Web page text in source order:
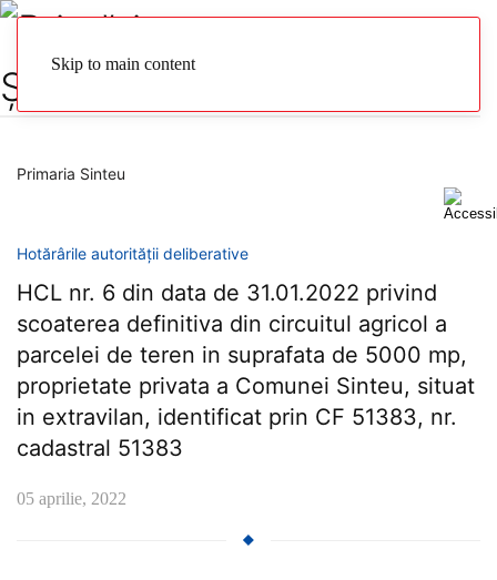
Skip to main content
Primaria Sinteu
Hotărârile autorității deliberative
HCL nr. 6 din data de 31.01.2022 privind
scoaterea definitiva din circuitul agricol a
parcelei de teren in suprafata de 5000 mp,
proprietate privata a Comunei Sinteu, situat
in extravilan, identificat prin CF 51383, nr.
cadastral 51383
05 aprilie, 2022